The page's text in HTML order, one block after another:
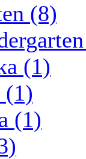
(8)
(1)
(1)
(1)